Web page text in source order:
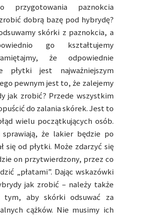
przygotowania paznokcia
dobrą bazę pod hybrydę?
skórki z paznokcia, a
go kształtujemy
że odpowiednie
płytki jest najważniejszym
pewnym jest to, że zalejemy
jak zrobić? Przede wszystkim
do zalania skórek. Jest to
wielu początkujących osób.
sprawiają, że lakier będzie po
się od płytki. Może zdarzyć się
on przytwierdzony, przez co
„płatami”. Dając wskazówki
jak zrobić – należy także
tym, aby skórki odsuwać za
cążków. Nie musimy ich